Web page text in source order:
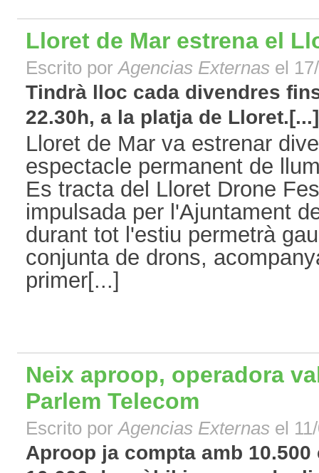
Lloret de Mar estrena el
Escrito porAgencias Externas el
Tindrà lloc cada divendres
22.30h, a la platja de Lloret.[...]
Lloret de Mar va estrenar
espectacle permanent de
Es tracta del Lloret Drone
impulsada per l'Ajuntament
durant tot l'estiu permetrà
conjunta de drons,
primer[...]
Neix aproop, operadora
Parlem Telecom
Escrito porAgencias Externas el
Aproop ja compta amb